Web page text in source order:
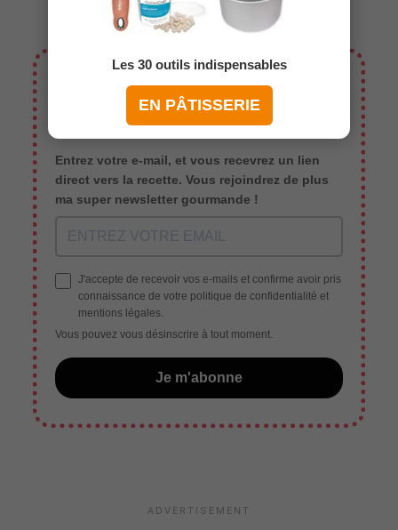
✉️ Vous souhaitez enregistrer
cette recette ?
Entrez votre e-mail, et vous recevrez un lien
direct vers la recette. Vous rejoindrez de plus
ma super newsletter gourmande !
J'accepte de recevoir vos e-mails et confirme avoir pris
connaissance de votre politique de confidentialité et
mentions légales.
Vous pouvez vous désinscrire à tout moment.
Je m'abonne
Les 30 outils indispensables
EN PÂTISSERIE